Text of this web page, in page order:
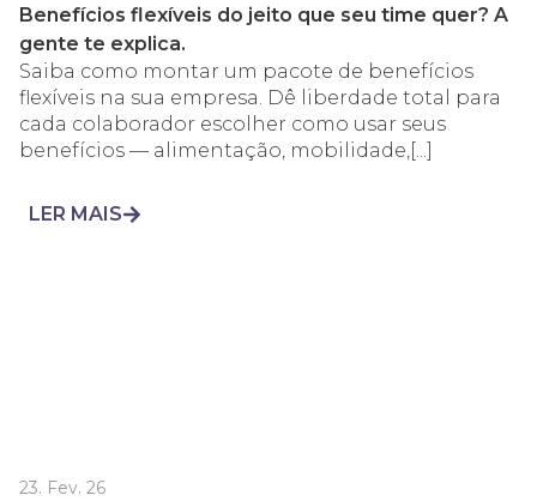
Benefícios flexíveis do jeito que seu time quer? A
gente te explica.
Saiba como montar um pacote de benefícios
flexíveis na sua empresa. Dê liberdade total para
cada colaborador escolher como usar seus
benefícios — alimentação, mobilidade,[...]
LER MAIS
23. Fev. 26